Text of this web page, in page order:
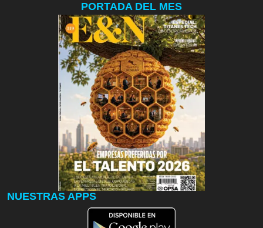
PORTADA DEL MES
NUESTRAS APPS